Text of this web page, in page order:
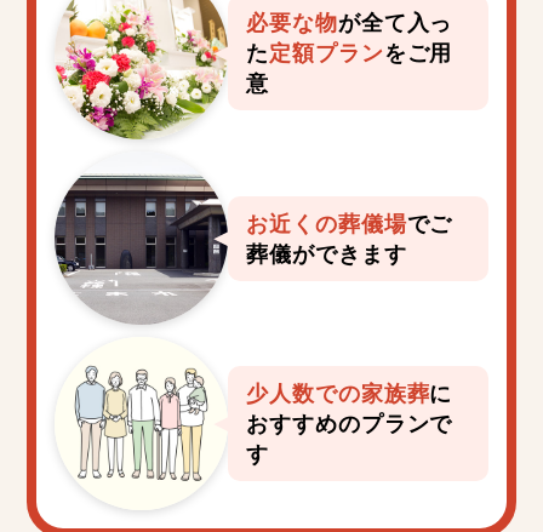
必要な物が全て入っ
た定額プランをご用
意
お近くの葬儀場でご
葬儀ができます
少人数での家族葬に
おすすめのプランで
す